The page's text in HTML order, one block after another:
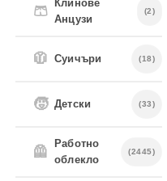
🩳
Клинове
Анцузи
(2)
🧥 Суичъри (18)
🧒 Детски (33)
🦺
Работно
облекло
(2445)